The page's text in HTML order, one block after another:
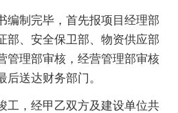
制完毕，首先报项目经理部
部、安全保卫部、物资供应部
管理部审核，经营管理部审核
后送达财务部门。
，经甲乙双方及建设单位共